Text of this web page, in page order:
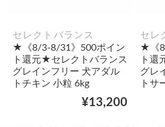
セレクトバランス
★《8/3-8/31》500ポイン
ト還元★セレクトバランス
グレインフリー 犬アダル
トチキン 小粒 6kg
¥13,200
セレ
★《
ト還
グレ
トサ